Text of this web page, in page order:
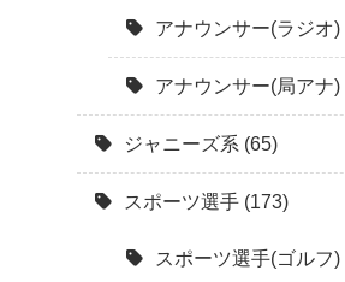
アナウンサー(ラジオ)
アナウンサー(局アナ)
ジャニーズ系 (65)
スポーツ選手 (173)
スポーツ選手(ゴルフ)